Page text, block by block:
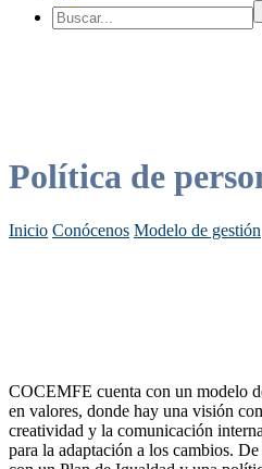
Política de
Inicio Conócenos Modelo de gestión
COCEMFE cuenta con un modelo
en valores, donde hay una visión
creatividad y la comunicación
para la adaptación a los cambios.